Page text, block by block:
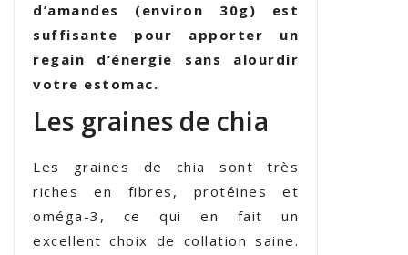
d’amandes (environ 30g) est
suffisante pour apporter un
regain d’énergie sans alourdir
votre estomac.
Les graines de chia
Les graines de chia sont très
riches en fibres, protéines et
oméga-3, ce qui en fait un
excellent choix de collation saine.